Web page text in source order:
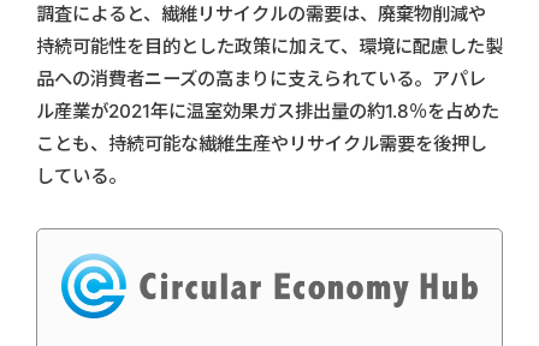
調査によると、繊維リサイクルの需要は、廃棄物削減や
持続可能性を目的とした政策に加えて、環境に配慮した製
品への消費者ニーズの高まりに支えられている。アパレ
ル産業が2021年に温室効果ガス排出量の約1.8％を占めた
ことも、持続可能な繊維生産やリサイクル需要を後押し
している。